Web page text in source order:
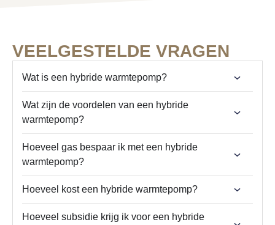
VEELGESTELDE VRAGEN
Wat is een hybride warmtepomp?
Wat zijn de voordelen van een hybride
warmtepomp?
Hoeveel gas bespaar ik met een hybride
warmtepomp?
Hoeveel kost een hybride warmtepomp?
Hoeveel subsidie krijg ik voor een hybride